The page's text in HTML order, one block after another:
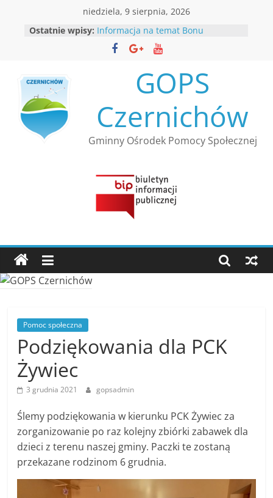
niedziela, 9 sierpnia, 2026
Ostatnie wpisy: Informacja na temat Bonu
Ciepłowniczego
Rekrutacja
Ośrodka Pomocy Społecznej
Czernichów
Nabór wniosków w ramach
resortowego programu Ministra
Rodziny, Pracy i Polityki Społecznej
”Opieka wytchnieniowa” dla
Bezpłatna infolinia dla osób
bezdomnych
GOPS
Czernichów
Gminny Ośrodek Pomocy Społecznej
Pomoc społeczna
Podziękowania dla PCK
Żywiec
3 grudnia 2021 gopsadmin
Ślemy podziękowania w kierunku PCK Żywiec za
zorganizowanie po raz kolejny zbiórki zabawek dla
dzieci z terenu naszej gminy. Paczki te zostaną
przekazane rodzinom 6 grudnia.